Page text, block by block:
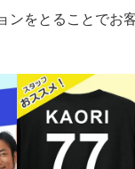
ンをとることでお